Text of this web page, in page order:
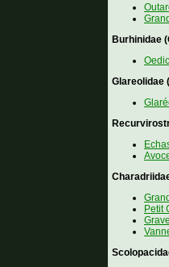
Burhinidae
Glareolidae
Petit